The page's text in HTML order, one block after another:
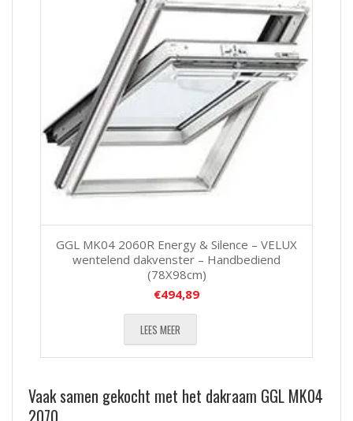
GGL MK04 2060R Energy & Silence – VELUX
wentelend dakvenster – Handbediend
(78X98cm)
€494,89
LEES MEER
Vaak samen gekocht met het dakraam GGL MK04